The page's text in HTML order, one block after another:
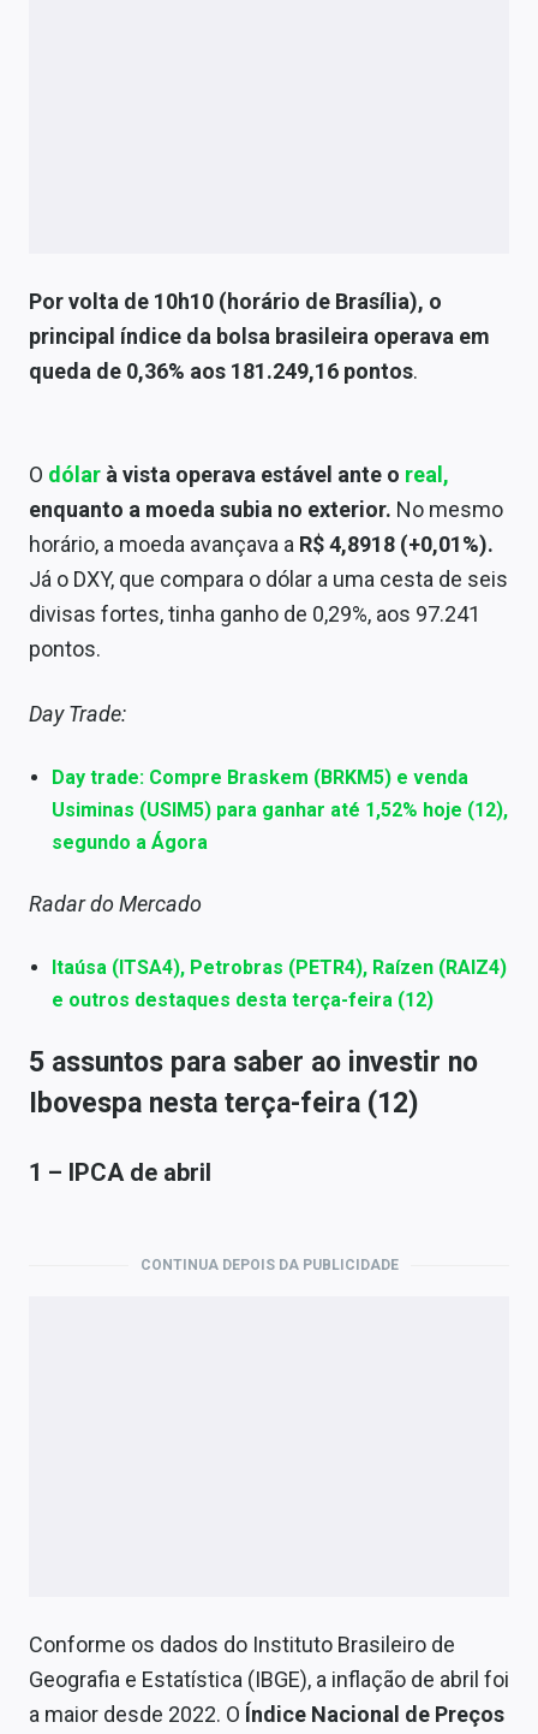
Conteúdo de Marca
Sobre
Por volta de 10h10 (horário de Brasília), o
principal índice da bolsa brasileira operava em
queda de 0,36% aos 181.249,16 pontos.
O dólar à vista operava estável ante o real,
enquanto a moeda subia no exterior. No mesmo
horário, a moeda avançava a R$ 4,8918 (+0,01%).
Já o DXY, que compara o dólar a uma cesta de seis
divisas fortes, tinha ganho de 0,29%, aos 97.241
pontos.
Day Trade:
Day trade: Compre Braskem (BRKM5) e venda
Usiminas (USIM5) para ganhar até 1,52% hoje (12),
segundo a Ágora
Radar do Mercado
Itaúsa (ITSA4), Petrobras (PETR4), Raízen (RAIZ4)
e outros destaques desta terça-feira (12)
5 assuntos para saber ao investir no
Ibovespa nesta terça-feira (12)
1 – IPCA de abril
CONTINUA DEPOIS DA PUBLICIDADE
Conforme os dados do Instituto Brasileiro de
Geografia e Estatística (IBGE), a inflação de abril foi
a maior desde 2022. O Índice Nacional de Preços